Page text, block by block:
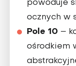
powoduje
ocznych w
Pole 10 –
ośrodkiem